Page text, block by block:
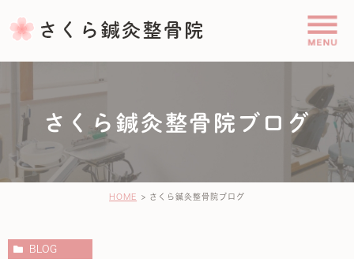
さくら鍼灸整骨院ブログ
HOME さくら鍼灸整骨院ブログ
BLOG